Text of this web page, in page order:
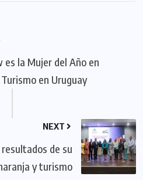
es la Mujer del Año en
en Uruguay
NEXT
de su
y turismo